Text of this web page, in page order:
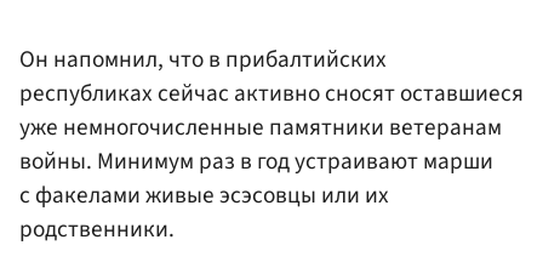
Он напомнил, что в прибалтийских
республиках сейчас активно сносят оставшиеся
уже немногочисленные памятники ветеранам
войны. Минимум раз в год устраивают марши
с факелами живые эсэсовцы или их
родственники.